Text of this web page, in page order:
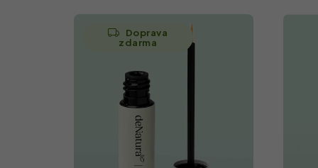
Doprava
zdarma